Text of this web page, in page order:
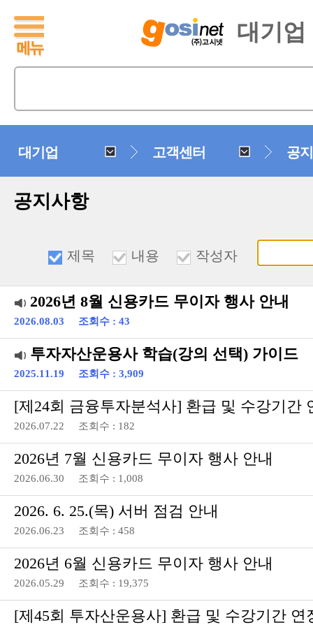
대기업
대기업 고객센터 공
공지사항
제목 내용 작성자
2026년 8월 신용카드 무이자 행사 안내
2026.08.03 조회수 : 43
투자자산운용사 학습(강의 선택) 가이드
2025.11.19 조회수 : 3,909
[제24회 금융투자분석사] 환급 및 수강기간
2026.07.22 조회수 : 182
2026년 7월 신용카드 무이자 행사 안내
2026.06.30 조회수 : 1,008
2026. 6. 25.(목) 서버 점검 안내
2026.06.23 조회수 : 458
2026년 6월 신용카드 무이자 행사 안내
2026.05.29 조회수 : 19,375
[제45회 투자산운용사] 환급 및 수강기간 연